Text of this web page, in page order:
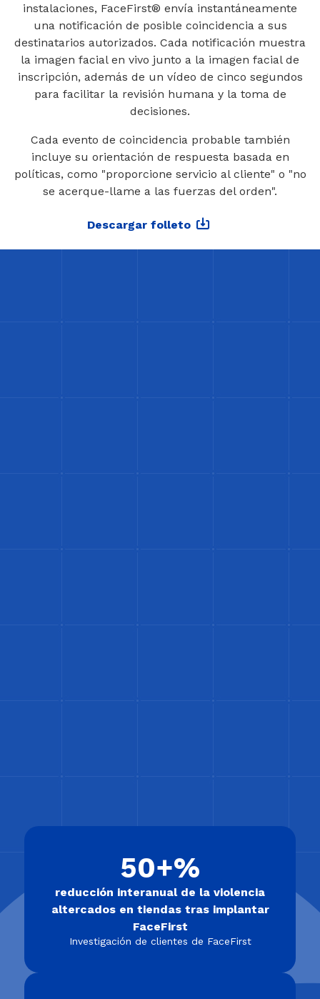
instalaciones, FaceFirst® envía instantáneamente
una notificación de posible coincidencia a sus
destinatarios autorizados. Cada notificación muestra
la imagen facial en vivo junto a la imagen facial de
inscripción, además de un vídeo de cinco segundos
para facilitar la revisión humana y la toma de
decisiones.
Cada evento de coincidencia probable también
incluye su orientación de respuesta basada en
políticas, como "proporcione servicio al cliente" o "no
se acerque-llame a las fuerzas del orden".
Descargar folleto
50+%
reducción interanual de la violencia
altercados en tiendas tras implantar
FaceFirst
Investigación de clientes de FaceFirst